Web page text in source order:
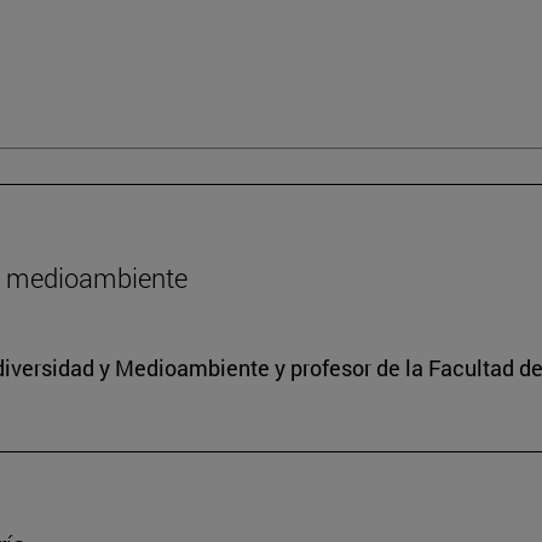
medioambiente
y Medioambiente y profesor de la Facultad